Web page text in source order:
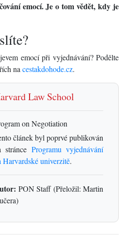
emocí. Je o tom vědět, kdy je
emocí při vyjednávání? Podělte
na cestakdohode.cz.
Law School
on Negotiation
článek byl poprvé publikován
stránce Programu vyjednávání
Harvardské univerzitě.
PON Staff (Přeložil: Martin